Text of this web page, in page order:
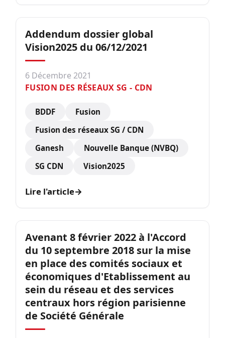
Addendum dossier global
Vision2025 du 06/12/2021
6 Décembre 2021
FUSION DES RÉSEAUX SG - CDN
BDDF
Fusion
Fusion des réseaux SG / CDN
Ganesh
Nouvelle Banque (NVBQ)
SG CDN
Vision2025
Lire l'article→
Avenant 8 février 2022 à l'Accord
du 10 septembre 2018 sur la mise
en place des comités sociaux et
économiques d'Etablissement au
sein du réseau et des services
centraux hors région parisienne
de Société Générale